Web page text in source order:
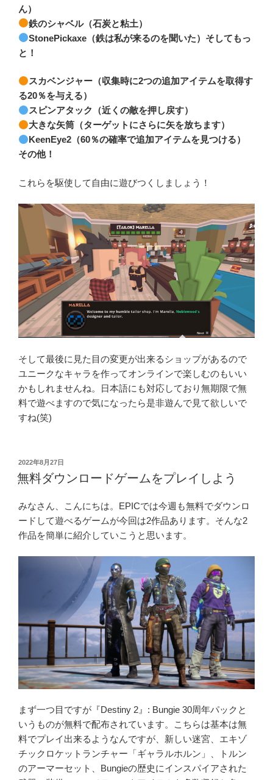
ん）
鉄のシャベル（石炭と粘土）
StonePickaxe（鉄は私が来るのを聞いた）そしてもっ
と！
スカベンジャー（収集時に2つの追加アイテムを取得す
る20％を与える）
スピンアタック（近くの敵を押し戻す）
大きな矢筒（ターゲットにさらに矢を放ちます）
KeenEye2（60％の確率で追加アイテムを見つける）
その他！
これらを駆使して自由に遊びつくしましょう！
そして最後に見た目の変更が出来るショップがあるので
ユニークなキャラを作ってオンラインで楽しむのもいい
かもしれませんね。日本語にも対応しており無期限で無
料で遊べますので気になったら是非遊んで見て欲しいで
すね(笑)
投
稿
日:
2022年8月27日
無料ダウンロードゲームをプレイしよう
みなさん、こんにちは。EPICでは今週も無料でダウンロ
ードして遊べるゲームが今回は2作品あります。そんな2
作品を簡単に紹介していこうと思います。
まず一つ目ですが『Destiny 2』: Bungie 30周年パックと
いうものが無料で配布されています。こちらは基本は無
料でプレイ出来るようなんですが、新しい迷宮、エキゾ
チックロケットランチャー「ギャラルホルン」、トルン
のアーマーセット、Bungieの歴史にインスパイアされた